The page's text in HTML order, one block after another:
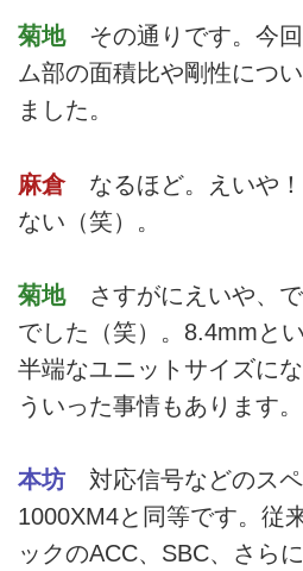
菊地その通りです。今回
ム部の面積比や剛性につ
ました。
麻倉なるほど。えいや！
ない（笑）。
菊地さすがにえいや、で
でした（笑）。8.4mmと
半端なユニットサイズに
ういった事情もあります。
本坊 対応信号などのス
1000XM4と同等です。従
ックのACC、SBC、さら